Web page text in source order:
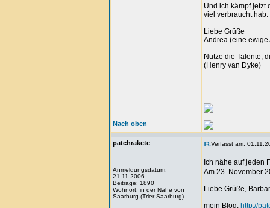
Und ich kämpf jetzt
viel verbraucht
Liebe Grüße
Andrea (eine ewige
Nutze die Talente,
(Henry van Dyke)
Nach oben
patchrakete
Anmeldungsdatum:
21.11.2006
Beiträge: 1890
Wohnort: in der Nähe von
Saarburg (Trier-Saarburg)
Verfasst am:
Ich nähe auf jeden
Am 23. November
Liebe Grüße,
mein Blog: http://